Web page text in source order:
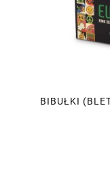
BIBUŁKI